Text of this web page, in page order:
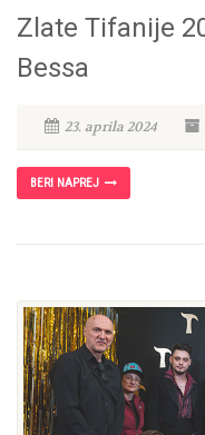
Zlate Tifanije
Bessa
23. aprila 2024
BERI NAPREJ